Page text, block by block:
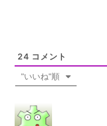
24 コメント
"いいね"順